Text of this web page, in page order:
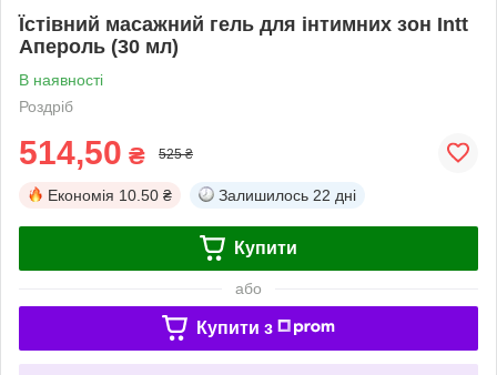
Їстівний масажний гель для інтимних зон Intt
Апероль (30 мл)
В наявності
Роздріб
514,50 ₴ 525 ₴
Економія 10.50 ₴ Залишилось 22 дні
Купити
або
Купити з